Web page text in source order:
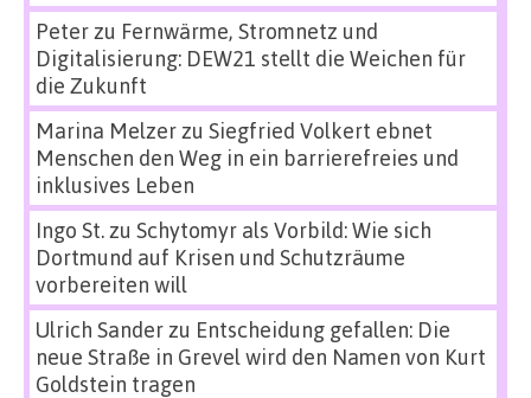
Peterzu Fernwärme, Stromnetz und
Digitalisierung: DEW21 stellt die Weichen für
die Zukunft
Marina Melzerzu Siegfried Volkert ebnet
Menschen den Weg in ein barrierefreies und
inklusives Leben
Ingo St.zu Schytomyr als Vorbild: Wie sich
Dortmund auf Krisen und Schutzräume
vorbereiten will
Ulrich Sanderzu Entscheidung gefallen: Die
neue Straße in Grevel wird den Namen von Kurt
Goldstein tragen